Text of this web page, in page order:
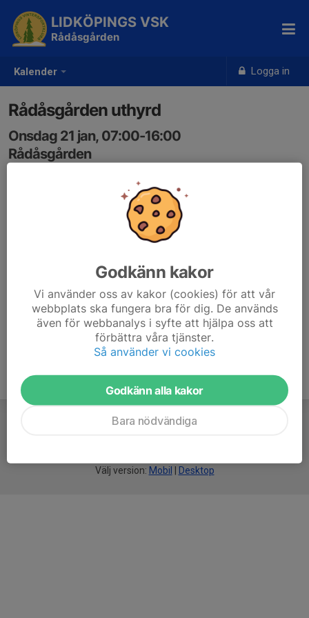
Kalender Logga in
LIDKÖPINGS VSK
Rådåsgården
Rådåsgården uthyrd
Onsdag 21 jan, 07:00-16:00
Rådåsgården
Bräddegården mötesplats
Välj version: Mobil Desktop
Godkänn kakor
Vi använder oss av kakor (cookies) för att vår
webbplats ska fungera bra för dig. De används
även för webbanalys i syfte att hjälpa oss att
förbättra våra tjänster.
Så använder vi cookies
Godkänn alla kakor
Bara nödvändiga